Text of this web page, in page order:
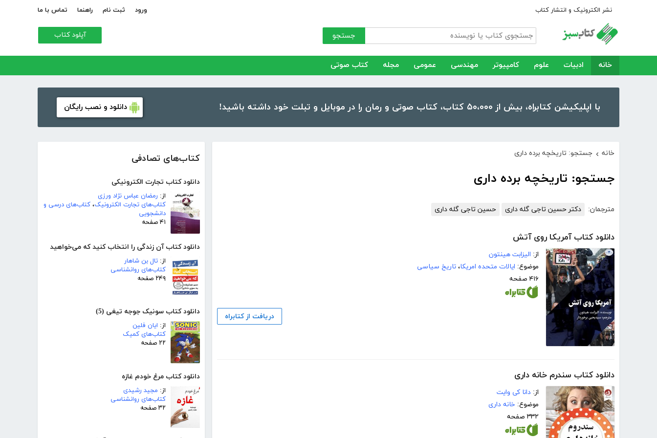
نشر الکترونیک و انتشار کتاب ورود ثبت نام راهنما تماس با ما
جستجو آپلود کتاب
خانه ادبیات علوم کامپیوتر مهندسی عمومی مجله کتاب صوتی
با اپلیکیشن کتابراه، بیش از ۵۰،۰۰۰ کتاب، کتاب صوتی و رمان را در موبایل و تبلت خود داشته باشید! دانلود و نصب رایگان
کتاب‌های تصادفی
دانلود کتاب تجارت الکترونیکی
از: رمضان عباس نژاد ورزی
کتاب‌های تجارت الکترونیک، کتاب‌های درسی و
دانشجویی
۴۱ صفحه
دانلود کتاب آن زندگی را انتخاب کنید که می‌خواهید
از: تال بن شاهار
کتاب‌های روانشناسی
۲۴۹ صفحه
دانلود کتاب سونیک جوجه تیغی (5)
از: ایان فلین
کتاب‌های کمیک
۲۲ صفحه
دانلود کتاب مرغ خودم غازه
از: مجید رشیدی
کتاب‌های روانشناسی
۳۲ صفحه
خانه › جستجو: تاریخچه برده داری
جستجو: تاریخچه برده داری
مترجمان: دکتر حسین تاجی گله داری حسین تاجی گله داری
دانلود کتاب آمریکا روی آتش
از: الیزابت هینتون
موضوع: ایالات متحده امریکا، تاریخ سیاسی
۴۱۶ صفحه
دریافت از کتابراه
دانلود کتاب سندرم خانه داری
از: دانا کی وایت
موضوع: خانه داری
۳۳۲ صفحه